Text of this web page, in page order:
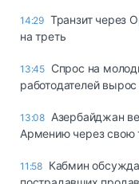
14:29 Транзит через
на треть
13:45 Спрос на
работодателей
13:08 Азербайджан
Армению через свою
11:58 Кабмин